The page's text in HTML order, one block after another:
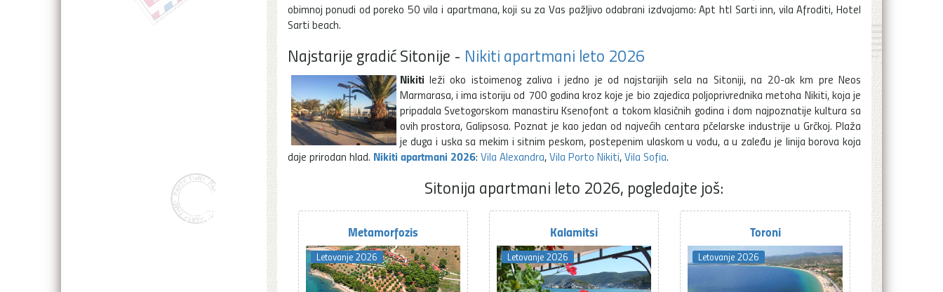
obimnoj ponudi od poreko 50 vila i apartmana, koji su za Vas pažljivo odabrani izdvajamo: Apt htl Sarti inn, vila Afroditi, Hotel
Sarti beach.
Najstarije gradić Sitonije - Nikiti apartmani leto 2026
Nikiti leži oko istoimenog zaliva i jedno je od najstarijih sela na Sitoniji, na 20-ak km pre Neos
Marmarasa, i ima istoriju od 700 godina kroz koje je bio zajedica poljoprivrednika metoha Nikiti, koja je
pripadala Svetogorskom manastiru Ksenofont a tokom klasičnih godina i dom najpoznatije kultura sa
ovih prostora, Galipsosa. Poznat je kao jedan od najvećih centara pčelarske industrije u Grčkoj. Plaža
je duga i uska sa mekim i sitnim peskom, postepenim ulaskom u vodu, a u zaleđu je linija borova koja
daje prirodan hlad. Nikiti apartmani 2026: Vila Alexandra,Vila Porto Nikiti,Vila Sofia.
Sitonija apartmani leto 2026, pogledajte još:
Metamorfozis
Letovanje 2026
Kalamitsi
Letovanje 2026
Toroni
Letovanje 2026